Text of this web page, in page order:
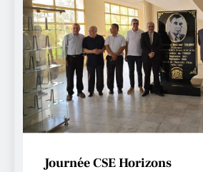
Journée CSE Horizons